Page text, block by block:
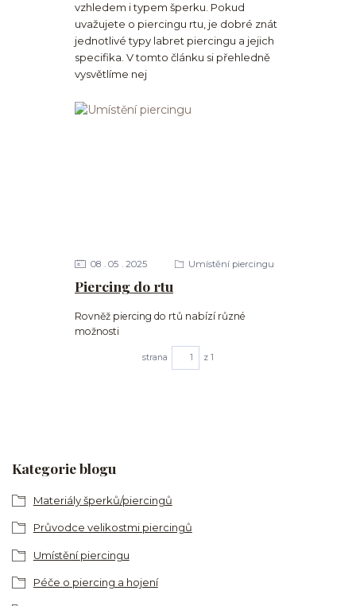
Kategorie blogu
Materiály šperků/piercingů
Průvodce velikostmi piercingů
Umístění piercingu
Péče o piercing a hojení
vzhledem i typem šperku. Pokud
uvažujete o piercingu rtu, je dobré znát
jednotlivé typy labret piercingu a jejich
specifika. V tomto článku si přehledně
vysvětlíme nej
Piercing do rtu
08 05 2025 Umístění piercingu
Rovněž piercing do rtů nabízí různé
možnosti
strana z 1